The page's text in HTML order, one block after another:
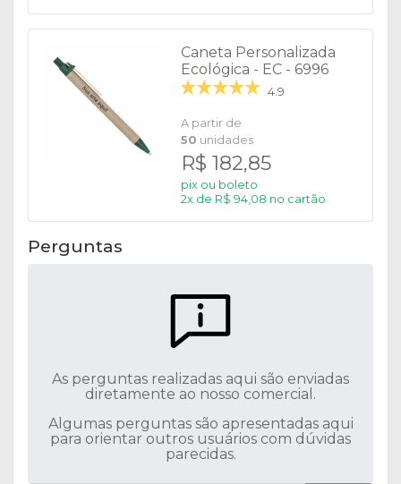
Caneta Personalizada
Ecológica - EC - 6996
4.9
A partir de
50 unidades
R$ 182,85
pix ou boleto
2x de R$ 94,08 no cartão
Perguntas
As perguntas realizadas aqui são enviadas
diretamente ao nosso comercial.
Algumas perguntas são apresentadas aqui
para orientar outros usuários com dúvidas
parecidas.